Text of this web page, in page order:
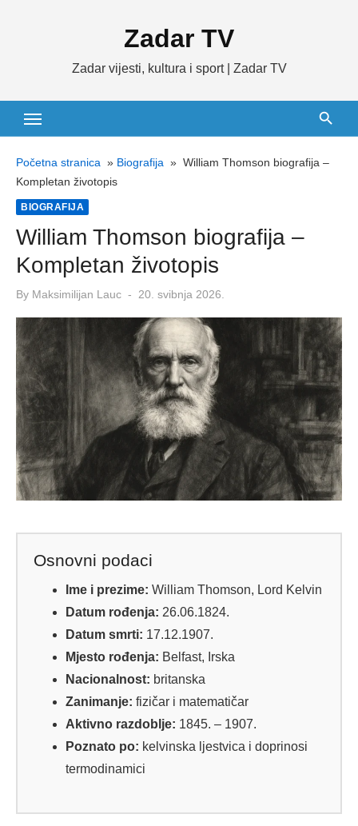
Zadar TV
Zadar vijesti, kultura i sport | Zadar TV
Početna stranica » Biografija » William Thomson biografija –
Kompletan životopis
BIOGRAFIJA
William Thomson biografija –
Kompletan životopis
By Maksimilijan Lauc
Posted
20. svibnja 2026.
Osnovni podaci
Ime i prezime: William Thomson, Lord Kelvin
Datum rođenja: 26.06.1824.
Datum smrti: 17.12.1907.
Mjesto rođenja: Belfast, Irska
Nacionalnost: britanska
Zanimanje: fizičar i matematičar
Aktivno razdoblje: 1845. – 1907.
Poznato po: kelvinska ljestvica i doprinosi
termodinamici